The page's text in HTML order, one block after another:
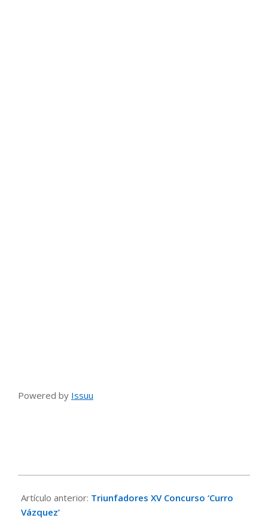
Powered by Issuu
09-
10
Artículo anterior: Triunfadores XV Concurso ‘Curro
Vázquez’